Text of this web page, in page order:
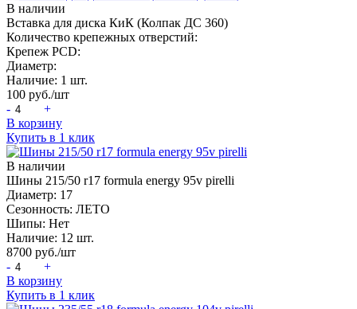
В наличии
Вставка для диска КиК (Колпак ДС 360)
Количество крепежных отверстий:
Крепеж PCD:
Диаметр:
Наличие: 1 шт.
100 руб./шт
-
+
В корзину
Купить в 1 клик
В наличии
Шины 215/50 r17 formula energy 95v pirelli
Диаметр: 17
Сезонность: ЛЕТО
Шипы: Нет
Наличие: 12 шт.
8700 руб./шт
-
+
В корзину
Купить в 1 клик